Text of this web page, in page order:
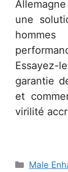
une
hommes
garantie
et
virilité
Male